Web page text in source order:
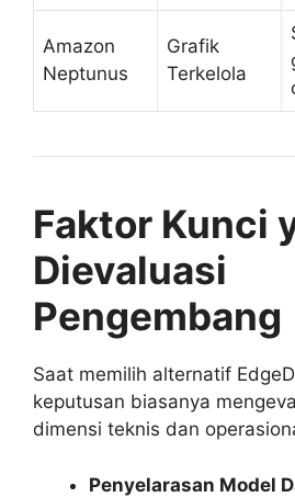
Amazon
Neptunus
Grafik
Terkelola
Faktor Kunci
Dievaluasi
Pengembang
Saat memilih alternatif
keputusan biasanya
dimensi teknis dan
Penyelarasan Model